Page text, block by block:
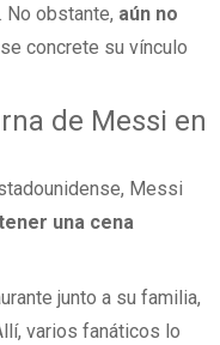
. No obstante, aún no
concrete su vínculo
de Messi en
Messi
una cena
junto a su familia,
varios fanáticos lo